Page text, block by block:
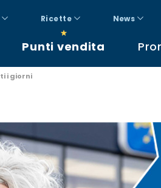
Ricette News
Punti vendita
i giorni